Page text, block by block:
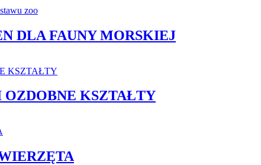
DLA FAUNY MORSKIEJ
OZDOBNE KSZTAŁTY